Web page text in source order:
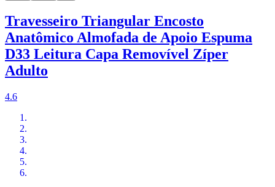
Travesseiro Triangular Encosto
Anatômico Almofada de Apoio Espuma
D33 Leitura Capa Removível Zíper
Adulto
4.6